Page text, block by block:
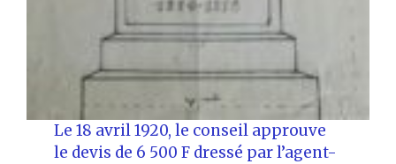
Le 18 avril 1920, le conseil approuve
le devis de 6 500 F dressé par l’agent-